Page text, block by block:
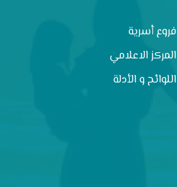
فروع أسرية
المركز الاعلامي
اللوائح و الأدلة